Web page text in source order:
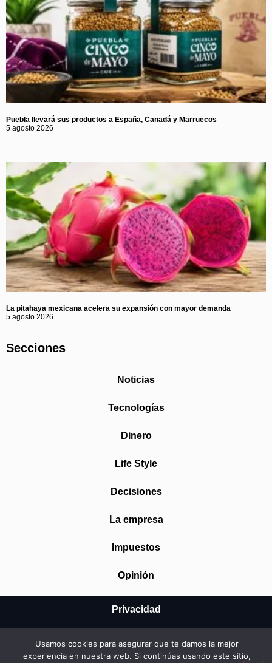
Puebla llevará sus productos a España, Canadá y Marruecos
5 agosto 2026
La pitahaya mexicana acelera su expansión con mayor demanda
5 agosto 2026
Secciones
Noticias
Tecnologías
Dinero
Life Style
Decisiones
La empresa
Impuestos
Opinión
Privacidad
Usamos cookies para asegurar que te damos la mejor
experiencia en nuestra web. Si continúas usando este sitio,